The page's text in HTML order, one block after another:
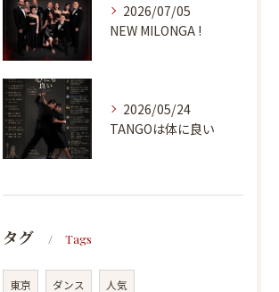
2026/07/05
NEW MILONGA !
2026/05/24
TANGOは体に良い
タグ Tags
東京 ダンス 人気